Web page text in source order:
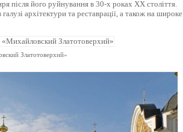
після його руйнування в 30-х роках ХХ століття.
архітектури та реставрації, а також на широке
Златотоверхий»